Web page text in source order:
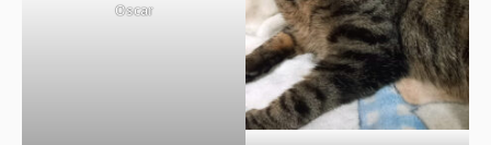
Oscar